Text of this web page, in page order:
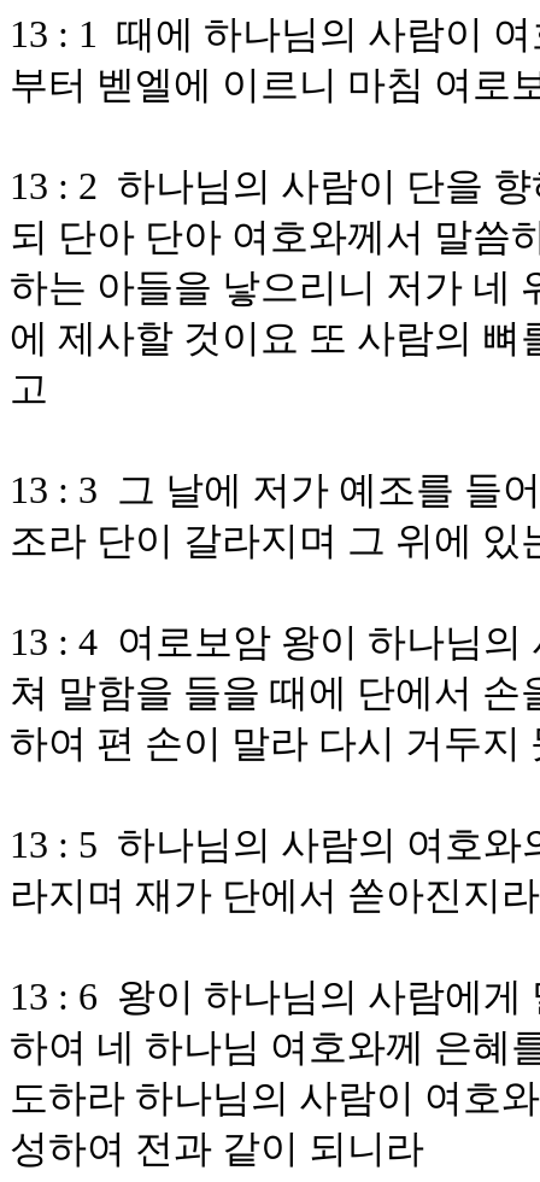
13 : 1 때에 하나님의 사람이
부터 벧엘에 이르니 마침 여로
13 : 2 하나님의 사람이 단을
되 단아 단아 여호와께서 말씀
하는 아들을 낳으리니 저가 네
에 제사할 것이요 또 사람의
고
13 : 3 그 날에 저가 예조를 들
조라 단이 갈라지며 그 위에 있
13 : 4 여로보암 왕이 하나님
쳐 말함을 들을 때에 단에서
하여 편 손이 말라 다시 거두지
13 : 5 하나님의 사람의 여호
라지며 재가 단에서 쏟아진지라
13 : 6 왕이 하나님의 사람에
하여 네 하나님 여호와께 은혜
도하라 하나님의 사람이 여호
성하여 전과 같이 되니라